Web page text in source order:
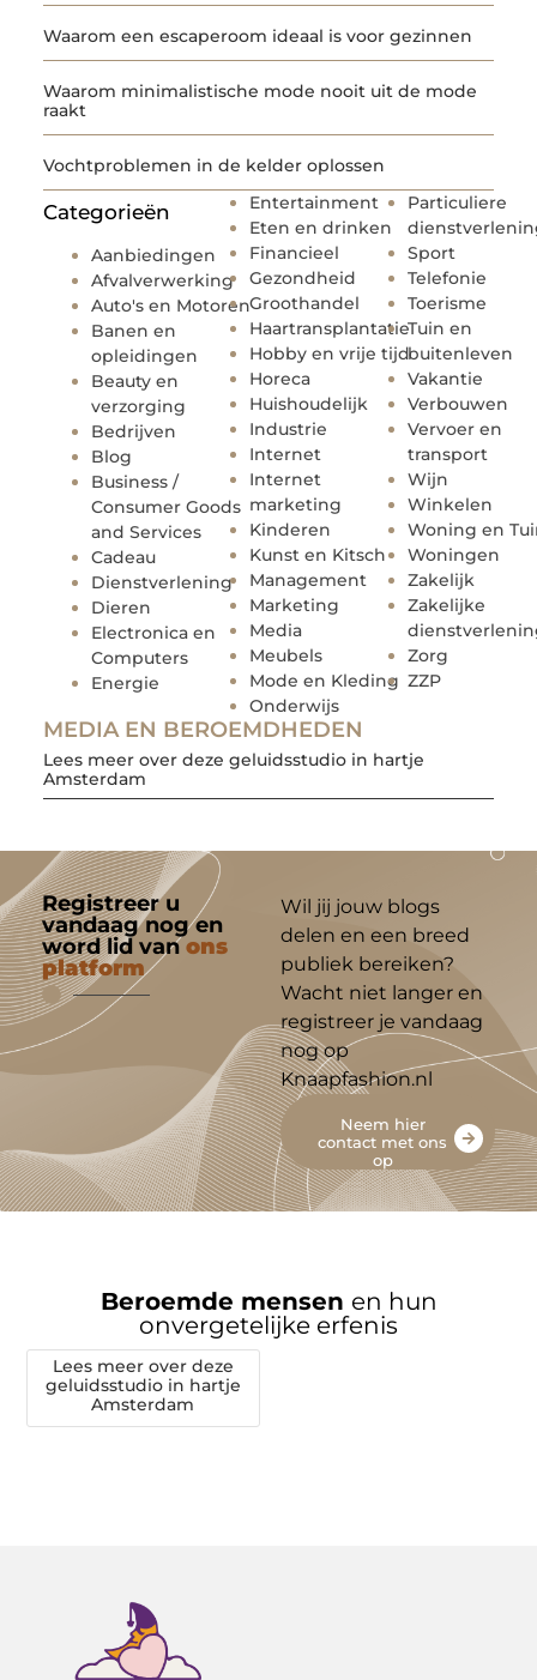
Waarom een escaperoom ideaal is voor gezinnen
Waarom minimalistische mode nooit uit de mode
raakt
Vochtproblemen in de kelder oplossen
Categorieën
Aanbiedingen
Afvalverwerking
Auto's en Motoren
Banen en
opleidingen
Beauty en
verzorging
Bedrijven
Blog
Business /
Consumer Goods
and Services
Cadeau
Dienstverlening
Dieren
Electronica en
Computers
Energie
Entertainment
Eten en drinken
Financieel
Gezondheid
Groothandel
Haartransplantatie
Hobby en vrije tijd
Horeca
Huishoudelijk
Industrie
Internet
Internet
marketing
Kinderen
Kunst en Kitsch
Management
Marketing
Media
Meubels
Mode en Kleding
Onderwijs
Particuliere
Sport
Telefonie
Toerisme
Tuin en
buitenleven
Vakantie
Verbouwen
Vervoer en
transport
Wijn
Winkelen
Woning en
Woningen
Zakelijk
Zakelijke
Zorg
ZZP
MEDIA EN BEROEMDHEDEN
Lees meer over deze geluidsstudio in hartje
Amsterdam
Registreer u
vandaag nog en
word lid vanons
platform
Wil jij jouw blogs
delen en een breed
publiek bereiken?
Wacht niet langer en
registreer je vandaag
nog op
Knaapfashion.nl
Neem hier
contact met ons
op
Beroemde mensen en hun
onvergetelijke erfenis
Lees meer over deze
geluidsstudio in hartje
Amsterdam